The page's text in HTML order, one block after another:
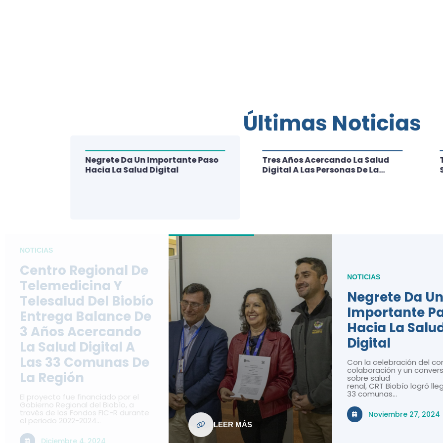
NOTICIAS
Centro Regional De
Telemedicina Y
Telesalud Del Biobío
Entrega Balance De
3 Años Acercando
La Salud Digital A
Las 33 Comunas De
La Región
El proyecto fue financiado por el
Gobierno Regional del Biobío, a
través de los Fondos FIC-R durante
el periodo 2022-2024… LEER MÁS
NOTICIAS
Negrete Da Un
Importante
Hacia La
Digital
Con la celebración del
colaboración y un
sobre salud
renal, CRT Biobío logró
33 comunas…
Noviembre 27, 2024
Negrete Da Un Importante Paso
Hacia La Salud Digital
Tres Años Acercando La Salud
Digital A Las Personas De La
Últimas Noticias